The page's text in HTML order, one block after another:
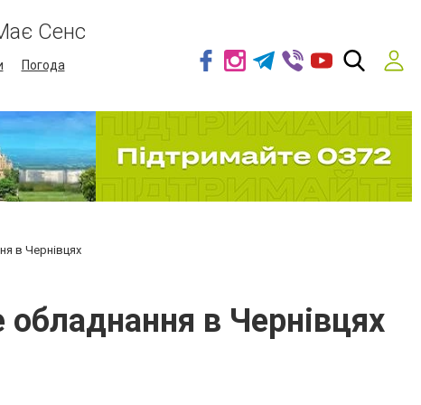
Сенс
Погода
в Чернівцях
обладнання в Чернівцях